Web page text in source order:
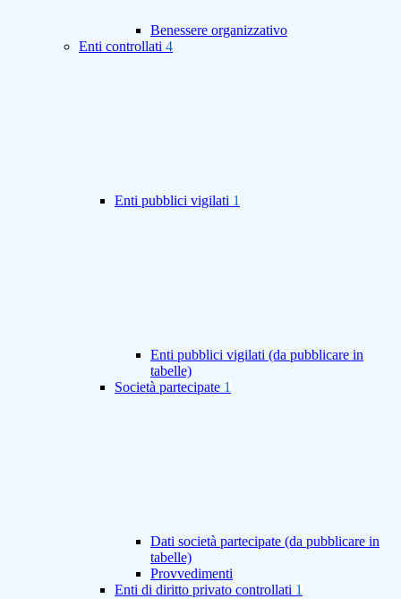
Benessere organizzativo
Enti controllati 4
Enti pubblici vigilati 1
Enti pubblici vigilati (da pubblicare in
tabelle)
Società partecipate 1
Dati società partecipate (da pubblicare in
tabelle)
Provvedimenti
Enti di diritto privato controllati 1